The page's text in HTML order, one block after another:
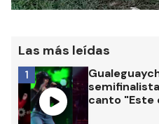
Las más leídas
canto "Este
1